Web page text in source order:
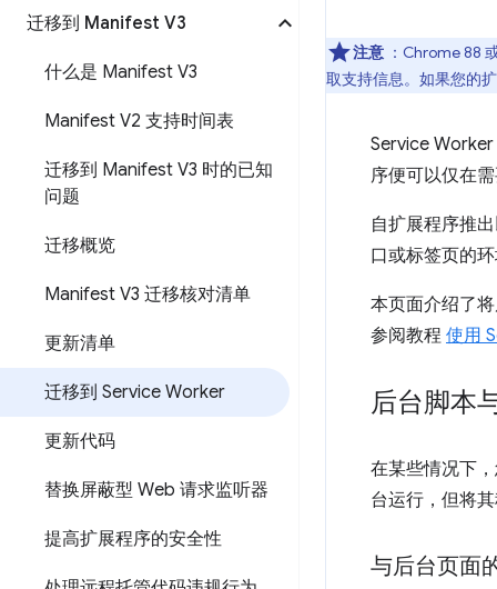
迁移到 Manifest V3
什么是 Manifest V3
Manifest V2 支持时间表
迁移到 Manifest V3 时的已知
问题
迁移概览
Manifest V3 迁移核对清单
更新清单
迁移到 Service Worker
更新代码
替换屏蔽型 Web 请求监听器
提高扩展程序的安全性
注意 ：Chrome 88
取支持信息。如果您的
Service
序便可以仅在
自扩展程序推
口或标签页的
本页面介绍了
参阅教程 使用
后台脚本
在某些情况下
台运行，但将
与后台页面